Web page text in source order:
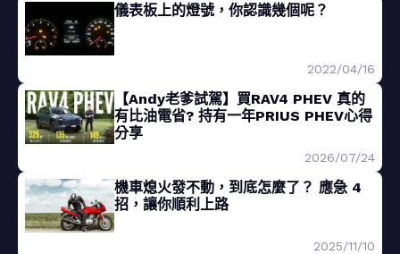
儀表板上的燈號，你認識幾個呢？
2022/04/16
【Andy老爹試駕】買RAV4 PHEV 真的
有比油電省? 持有一年PRIUS PHEV心得
分享
2026/07/24
機車熄火發不動，到底怎麼了？ 應急 4
招，讓你順利上路
2025/11/10